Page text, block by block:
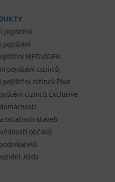
pojištění
pojištění
MEDVÍDEK
pojištění cizinců
pojištění cizinců Plus
cizinců Exclusive
ostatních staveb
občanů
Jízda